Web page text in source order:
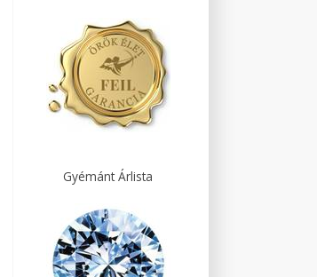
Gyémánt Árlista